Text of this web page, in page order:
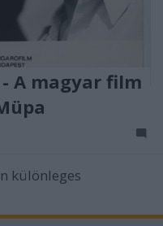
A magyar film
különleges